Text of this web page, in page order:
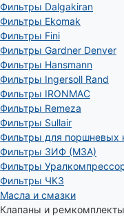
Фильтры Dalgakiran
Фильтры Ekomak
Фильтры Fini
Фильтры Gardner Denver
Фильтры Hansmann
Фильтры Ingersoll Rand
Фильтры IRONMAC
Фильтры Remeza
Фильтры Sullair
Фильтры для поршневых
Фильтры ЗИФ (МЗА)
Фильтры
Фильтры ЧКЗ
Масла и смазки
Клапаны и